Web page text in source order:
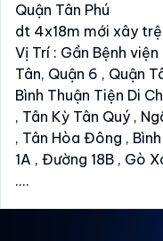
Quận Tân Phú
dt 4x18m mới xây
Vị Trí : Gần Bệnh
Tân, Quận 6 , Quận
Bình Thuận Tiện Di
, Tân Kỳ Tân Quý ,
, Tân Hòa Đông ,
1A , Đường 18B , Gò
....